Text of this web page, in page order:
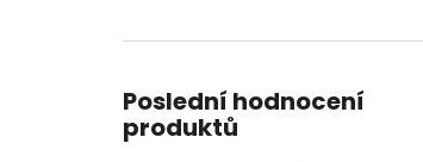
Poslední hodnocení
produktů